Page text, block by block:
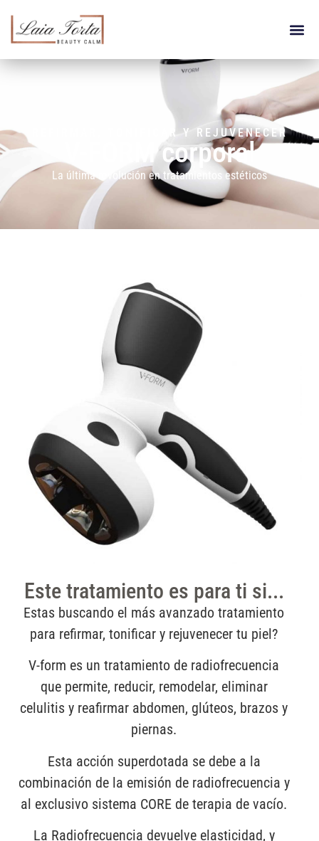
REFIRMAR, TONIFICAR Y REJUVENECER
V-FORM corporal
La última revolución en tratamientos estéticos
Este tratamiento es para ti si...
Estas buscando el más avanzado tratamiento
para refirmar, tonificar y rejuvenecer tu piel?
V-form es un tratamiento de radiofrecuencia
que permite, reducir, remodelar, eliminar
celulitis y reafirmar abdomen, glúteos, brazos y
piernas.
Esta acción superdotada se debe a la
combinación de la emisión de radiofrecuencia y
al exclusivo sistema CORE de terapia de vacío.
La Radiofrecuencia devuelve elasticidad, y